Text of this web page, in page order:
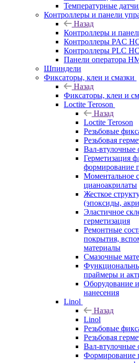
Температурные
Контроллеры и панели
Назад
Контроллеры и
Контроллеры PAC
Контроллеры PLC
Панели оператора
Шпиндели
Фиксаторы, клеи и смазки
Назад
Фиксаторы, клеи и
Loctite Teroson
Назад
Loctite Teroson
Резьбовые
Резьбовая
Вал-втулочные
Герметизация
формирование
Моментальное
цианоакрилаты
Жесткое
(эпоксиды,
Эластичное
герметизация
Ремонтные
покрытия,
материалы
Смазочные
праймеры и
Оборудование
нанесения
Linol
Назад
Linol
Резьбовые
Резьбовая
Вал-втулочные
Формирование